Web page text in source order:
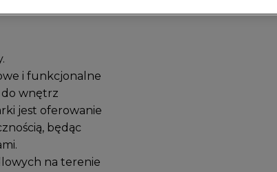
dopasowaną
i funkcjonalne
wnętrz
jest oferowanie
będąc
na terenie